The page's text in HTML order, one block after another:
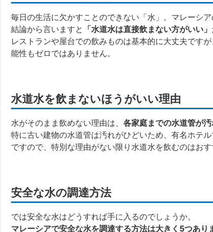
毎日の生活に欠かすことのできない「水」。マレーシア
結論から言いますと 「水道水は直接飲まない方がいい」
レストランや屋台での飲みものは基本的に大丈夫です
能性もゼロではありません。
水道水を飲まないほうがいい理由
水がそのまま飲めない理由は、 各家庭までの水道管が
特に古い建物の水道管は汚れがひどいため、有名ホテ
ですので、特別な理由がない限り水道水を飲むのはおす
安全な水の調達方法
では安全な水はどうすれば手に入るのでしょうか。
マレーシアで安全な水を調達する方法は大きく5つあり